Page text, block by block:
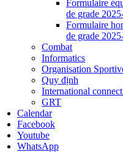
Formulaire
de grade
Formulaire
de grade
Combat
Informatics
Organisation
Quy định
International
GRT
Calendar
Facebook
Youtube
WhatsApp